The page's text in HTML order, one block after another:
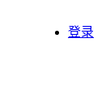
登录